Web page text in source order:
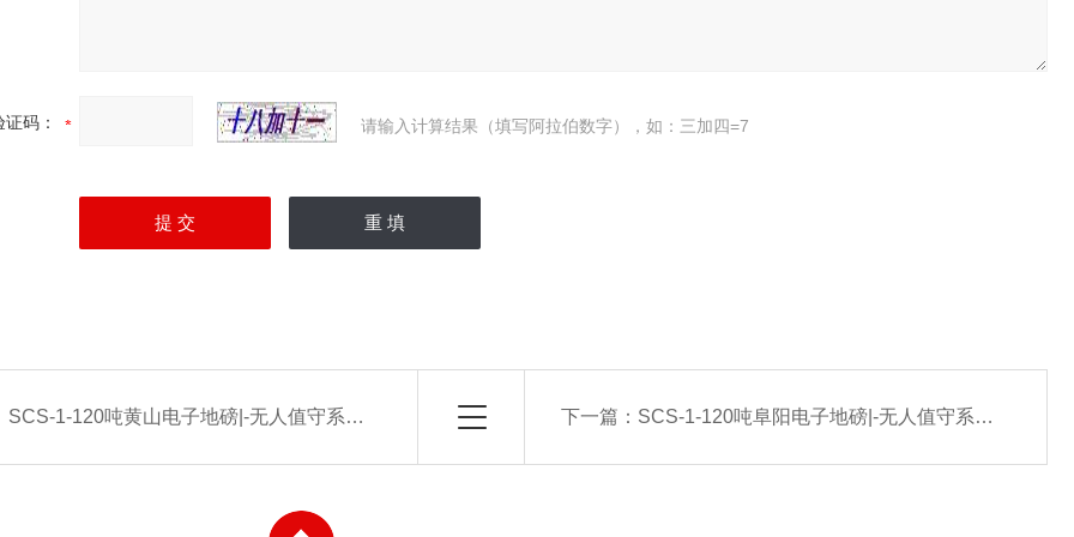
证码： 请输入计算结果（填写阿拉伯数字），如：三加四=7
SCS-1-120吨黄山电子地磅|-无人值守系统厂家 下一篇： SCS-1-120吨阜阳电子地磅|-无人值守系统厂家